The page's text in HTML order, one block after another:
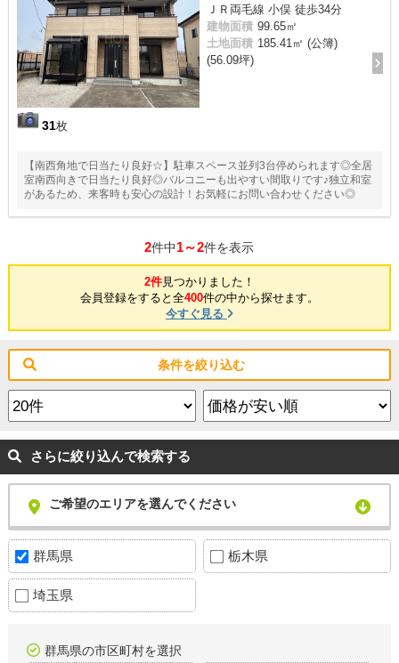
31枚
ＪＲ両毛線 小俣 徒歩34分
建物面積 99.65㎡
土地面積 185.41㎡ (公簿)
(56.09坪)
【南西角地で日当たり良好☆】駐車スペース並列3台停められます◎全居
室南西向きで日当たり良好◎バルコニーも出やすい間取りです♪独立和室
があるため、来客時も安心の設計！お気軽にお問い合わせください◎
2件中1～2件を表示
2件見つかりました！
会員登録をすると全400件の中から探せます。
今すぐ見る
条件を絞り込む
さらに絞り込んで検索する
ご希望のエリアを選んでください
群馬県 栃木県
埼玉県
群馬県の市区町村を選択